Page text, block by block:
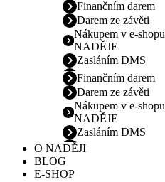
Finančním darem
Darem ze závěti
Nákupem v e-shopu
NADĚJE
Zasláním DMS
Finančním darem
Darem ze závěti
Nákupem v e-shopu
NADĚJE
Zasláním DMS
O NADĚJI
BLOG
E-SHOP